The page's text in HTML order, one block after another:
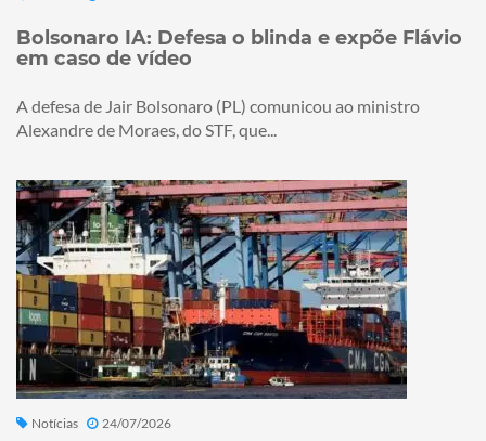
Bolsonaro IA: Defesa o blinda e expõe Flávio
em caso de vídeo
A defesa de Jair Bolsonaro (PL) comunicou ao ministro
Alexandre de Moraes, do STF, que...
Notícias 24/07/2026